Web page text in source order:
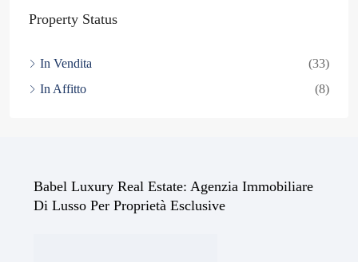
Property Status
In Vendita
(33)
In Affitto
(8)
Babel Luxury Real Estate: Agenzia Immobiliare
Di Lusso Per Proprietà Esclusive